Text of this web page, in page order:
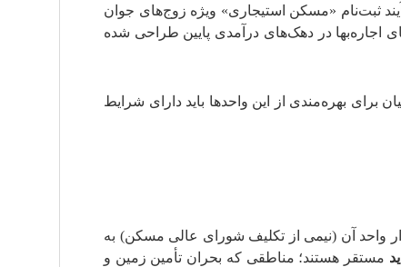
ثبت‌نام «مسکن استیجاری» ویژه زوج‌های جوان
اجاره‌بها در دهک‌های درآمدی پایین طراحی شده
بهره‌مندی از این واحدها باید دارای شرایط
شهرسازی اعلام کرد که سقف تعهدات فعلی برای این طرح ۱۰ هزار واحد مسکونی است که تاکنون حدود ۵ هزار واحد آن (نیمی از تکلیف شورای عالی مسکن) به
مستقر هستند؛ مناطقی که بحران تأمین زمین و